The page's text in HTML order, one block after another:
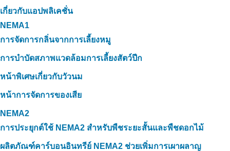
เกี่ยวกับแอปพลิเคชั่น
NEMA1
การจัดการกลิ่นจากการเลี้ยงหมู
การบำบัดสภาพแวดล้อมการเลี้ยงสัตว์ปีก
หน้าพิเศษเกี่ยวกับวัวนม
หน้าการจัดการของเสีย
NEMA2
การประยุกต์ใช้ NEMA2 สำหรับพืชระยะสั้นและพืชดอกไม้
ผลิตภัณฑ์คาร์บอนอินทรีย์ NEMA2 ช่วยเพิ่มการเผาผลาญ